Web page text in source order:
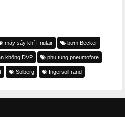
máy sấy khí Friulair bơm Becker
không DVP phụ tùng pneumofore
Solberg Ingersoll rand